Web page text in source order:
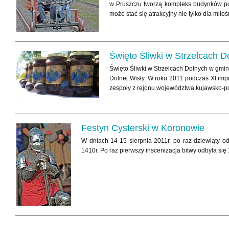
w Pruszczu tworzą kompleks budynków
może stać się atrakcyjny nie tylko dla
Święto Śliwki w Strzelcach
Święto Śliwki w Strzelcach Dolnych w
Dolnej Wisły. W roku 2011 podczas XI
zespoły z rejonu województwa kujawsko-
Festyn Cysterski w Koronowie
W dniach 14-15 sierpnia 2011r. po raz dziewiąty
1410r. Po raz pierwszy inscenizacja bitwy odbyła